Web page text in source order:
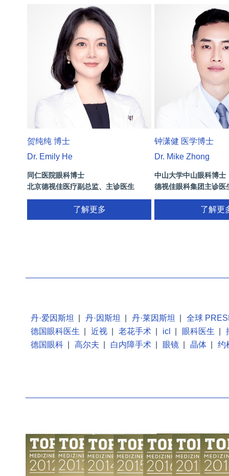
贺纯纯 博士
Dr. Emily He
同仁医院眼科博士
北京德视佳医疗副总监、主诊医生
了解更多
钟潇健 医学博士
Dr. Mike Zhong
中山大学中山眼科博士
德视佳眼科集团主诊医
了解更
丹·爱因斯坦 丹·因斯坦 丹·莱因斯坦
全球
德国眼科医生
近视 老花手术 icl 眼科医生
德国眼科
高尔夫 白内障手术 眼镜 晶体 约